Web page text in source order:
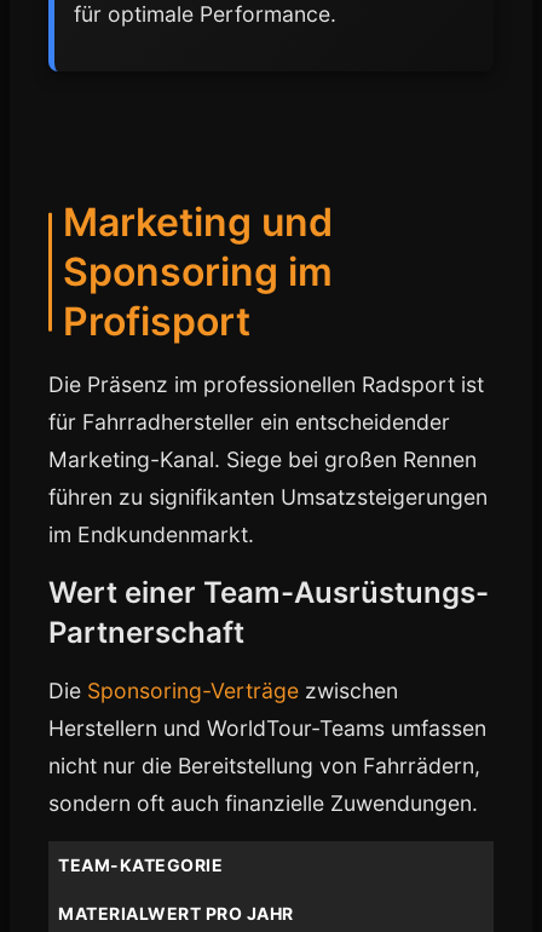
für optimale Performance.
Marketing und
Sponsoring im
Profisport
Die Präsenz im professionellen Radsport ist
für Fahrradhersteller ein entscheidender
Marketing-Kanal. Siege bei großen Rennen
führen zu signifikanten Umsatzsteigerungen
im Endkundenmarkt.
Wert einer Team-Ausrüstungs-
Partnerschaft
Die Sponsoring-Verträge zwischen
Herstellern und WorldTour-Teams umfassen
nicht nur die Bereitstellung von Fahrrädern,
sondern oft auch finanzielle Zuwendungen.
TEAM-KATEGORIE
MATERIALWERT PRO JAHR